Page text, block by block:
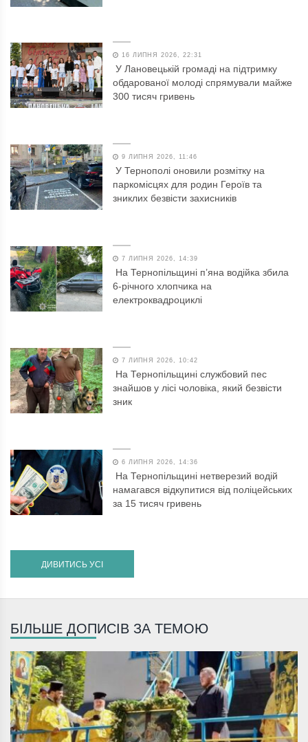
16 ЛИПНЯ 2026, 22:31
У Лановецькій громаді на підтримку
обдарованої молоді спрямували майже
300 тисяч гривень
9 ЛИПНЯ 2026, 11:46
У Тернополі оновили розмітку на
паркомісцях для родин Героїв та
зниклих безвісти захисників
7 ЛИПНЯ 2026, 14:39
На Тернопільщині п’яна водійка збила
6-річного хлопчика на
електроквадроциклі
7 ЛИПНЯ 2026, 10:42
На Тернопільщині службовий пес
знайшов у лісі чоловіка, який безвісти
зник
6 ЛИПНЯ 2026, 14:36
На Тернопільщині нетверезий водій
намагався відкупитися від поліцейських
за 15 тисяч гривень
ДИВИТИСЬ УСІ
БІЛЬШЕ ДОПИСІВ ЗА ТЕМОЮ